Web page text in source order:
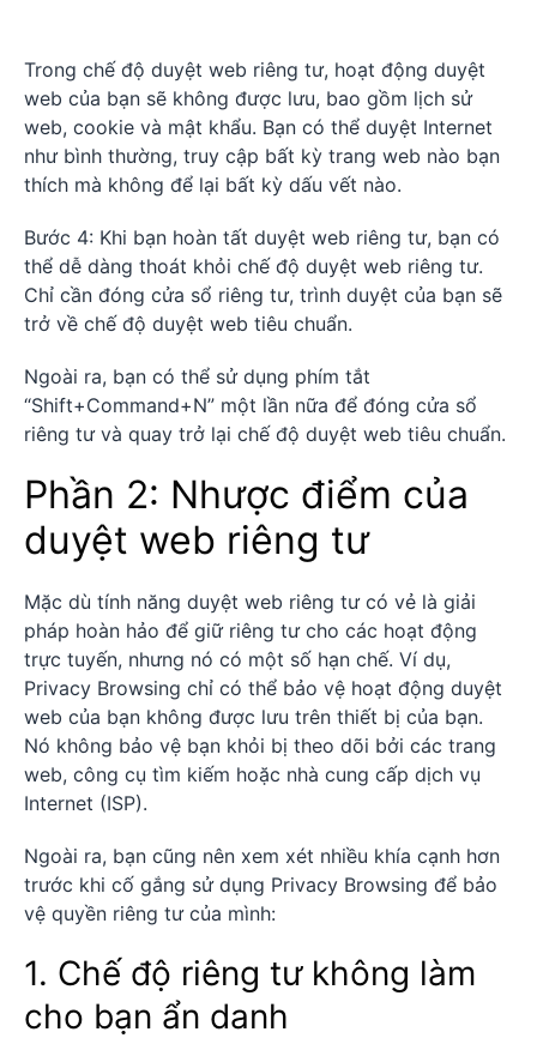
Trong chế độ duyệt web riêng tư, hoạt động duyệt
web của bạn sẽ không được lưu, bao gồm lịch sử
web, cookie và mật khẩu. Bạn có thể duyệt Internet
như bình thường, truy cập bất kỳ trang web nào bạn
thích mà không để lại bất kỳ dấu vết nào.
Bước 4: Khi bạn hoàn tất duyệt web riêng tư, bạn có
thể dễ dàng thoát khỏi chế độ duyệt web riêng tư.
Chỉ cần đóng cửa sổ riêng tư, trình duyệt của bạn sẽ
trở về chế độ duyệt web tiêu chuẩn.
Ngoài ra, bạn có thể sử dụng phím tắt
“Shift+Command+N” một lần nữa để đóng cửa sổ
riêng tư và quay trở lại chế độ duyệt web tiêu chuẩn.
Phần 2: Nhược điểm của
duyệt web riêng tư
Mặc dù tính năng duyệt web riêng tư có vẻ là giải
pháp hoàn hảo để giữ riêng tư cho các hoạt động
trực tuyến, nhưng nó có một số hạn chế. Ví dụ,
Privacy Browsing chỉ có thể bảo vệ hoạt động duyệt
web của bạn không được lưu trên thiết bị của bạn.
Nó không bảo vệ bạn khỏi bị theo dõi bởi các trang
web, công cụ tìm kiếm hoặc nhà cung cấp dịch vụ
Internet (ISP).
Ngoài ra, bạn cũng nên xem xét nhiều khía cạnh hơn
trước khi cố gắng sử dụng Privacy Browsing để bảo
vệ quyền riêng tư của mình:
1. Chế độ riêng tư không làm
cho bạn ẩn danh